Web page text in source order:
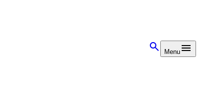
Menu